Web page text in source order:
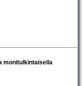
monitulkintaisella